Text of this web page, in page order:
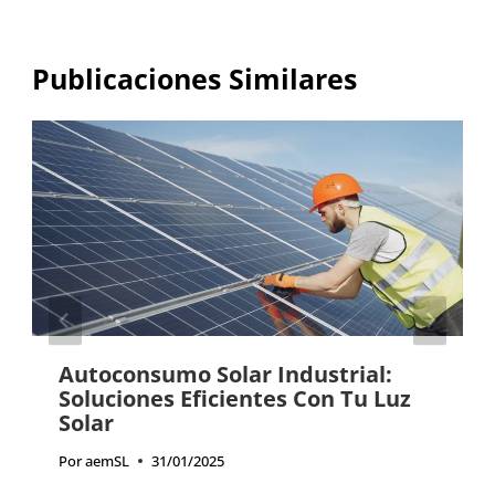
Publicaciones Similares
Autoconsumo Solar Industrial:
Soluciones Eficientes Con Tu Luz
Solar
PoraemSL 31/01/2025